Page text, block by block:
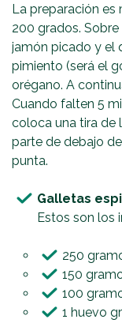
La preparación es
200 grados.
jamón picado y el
pimiento (será el
orégano. A
Cuando falten 5
coloca una tira de
parte de debajo
punta.
Galletas
Estos son los
250
150
100
1 huevo